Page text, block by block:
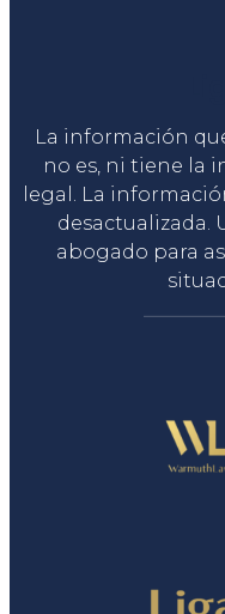
La información
no es, ni tiene la
legal. La
desactualizada.
abogado para